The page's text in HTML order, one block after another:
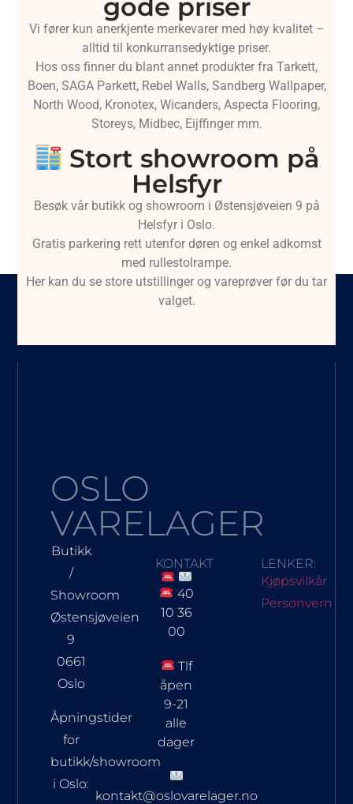
gode priser
Vi fører kun anerkjente merkevarer med høy kvalitet –
alltid til konkurransedyktige priser.
Hos oss finner du blant annet produkter fra Tarkett,
Boen, SAGA Parkett, Rebel Walls, Sandberg Wallpaper,
North Wood, Kronotex, Wicanders, Aspecta Flooring,
Storeys, Midbec, Eijffinger mm.
Stort showroom på
Helsfyr
Besøk vår butikk og showroom i Østensjøveien 9 på
Helsfyr i Oslo.
Gratis parkering rett utenfor døren og enkel adkomst
med rullestolrampe.
Her kan du se store utstillinger og vareprøver før du tar
valget.
OSLO
VARELAGER
Butikk
/
Showroom
Østensjøveien
9
0661
Oslo
Åpningstider
for
butikk/showroom
i Oslo:
KONTAKT
40
10 36
00
Tlf
åpen
9-21
alle
dager
kontakt@oslovarelager.no
LENKER:
Kjøpsvilkår
Personvern